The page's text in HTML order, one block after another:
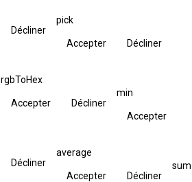
Décliner
pick
Accepter Décliner
rgbToHex
Accepter Décliner
min
Accepter
Décliner
average
Accepter Décliner
sum